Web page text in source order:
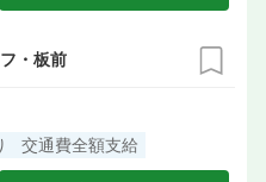
・板前
交通費全額支給